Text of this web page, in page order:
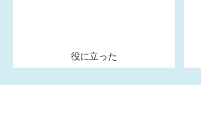
役に立った